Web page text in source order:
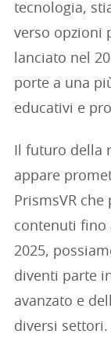
tecnologia,
verso opzioni
lanciato nel
porte a una
educativi e
Il futuro della
appare
PrismsVR
contenuti fino
2025,
diventi parte
avanzato e
diversi settori.